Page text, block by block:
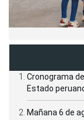
Cronograma
Estado
Mañana 6 de